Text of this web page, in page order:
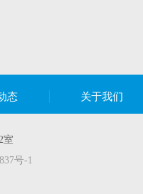
态 关于我们
室
号-1